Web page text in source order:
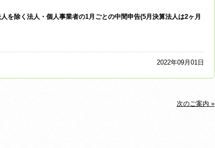
を除く法人・個人事業者の1月ごとの中間申告(5月決算法人は2ヶ月
2022年09月01日
次のご案内 »